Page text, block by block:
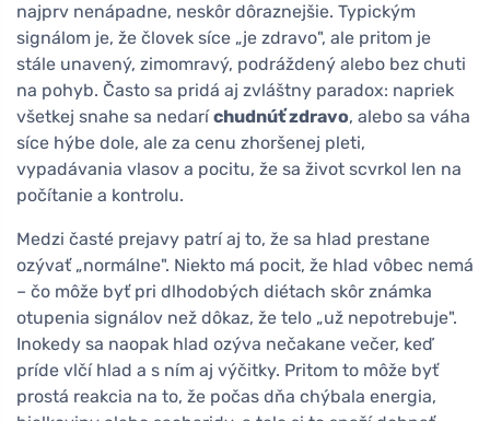
najprv nenápadne, neskôr dôraznejšie. Typickým
signálom je, že človek síce „je zdravo", ale pritom je
stále unavený, zimomravý, podráždený alebo bez chuti
na pohyb. Často sa pridá aj zvláštny paradox: napriek
všetkej snahe sa nedaríchudnúť zdravo, alebo sa váha
síce hýbe dole, ale za cenu zhoršenej pleti,
vypadávania vlasov a pocitu, že sa život scvrkol len na
počítanie a kontrolu.
Medzi časté prejavy patrí aj to, že sa hlad prestane
ozývať „normálne". Niekto má pocit, že hlad vôbec nemá
– čo môže byť pri dlhodobých diétach skôr známka
otupenia signálov než dôkaz, že telo „už nepotrebuje".
Inokedy sa naopak hlad ozýva nečakane večer, keď
príde vlčí hlad a s ním aj výčitky. Pritom to môže byť
prostá reakcia na to, že počas dňa chýbala energia,